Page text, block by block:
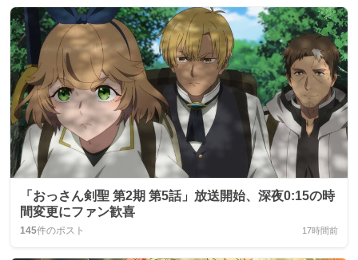
「おっさん剣聖 第2期 第5話」放送開始、深夜0:15の時
間変更にファン歓喜
145件のポスト 17時間前